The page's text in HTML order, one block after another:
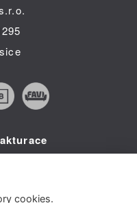
322 587
cookies.